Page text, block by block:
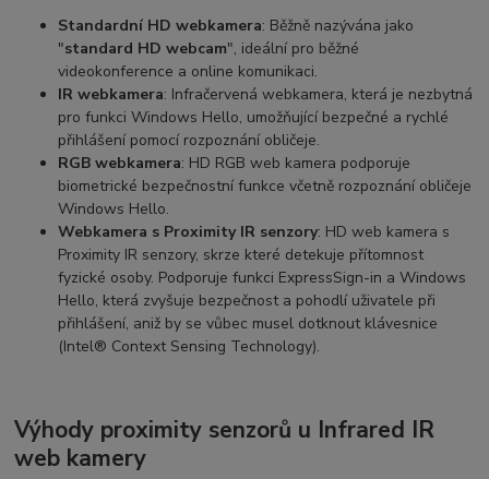
Standardní HD webkamera: Běžně nazývána jako
"standard HD webcam", ideální pro běžné
videokonference a online komunikaci.
IR webkamera: Infračervená webkamera, která je nezbytná
pro funkci Windows Hello, umožňující bezpečné a rychlé
přihlášení pomocí rozpoznání obličeje.
RGB webkamera: HD RGB web kamera podporuje
biometrické bezpečnostní funkce včetně rozpoznání obličeje
Windows Hello.
Webkamera s Proximity IR senzory: HD web kamera s
Proximity IR senzory, skrze které detekuje přítomnost
fyzické osoby. Podporuje funkci ExpressSign-in a Windows
Hello, která zvyšuje bezpečnost a pohodlí uživatele při
přihlášení, aniž by se vůbec musel dotknout klávesnice
(Intel® Context Sensing Technology).
Výhody proximity senzorů u Infrared IR
web kamery